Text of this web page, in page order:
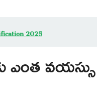
2025
ఎంత వయస్సు